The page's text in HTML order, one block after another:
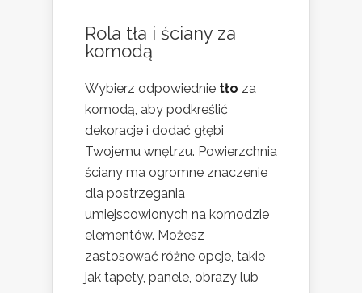
Rola tła i ściany za
komodą
Wybierz odpowiednie tło za
komodą, aby podkreślić
dekoracje i dodać głębi
Twojemu wnętrzu. Powierzchnia
ściany ma ogromne znaczenie
dla postrzegania
umiejscowionych na komodzie
elementów. Możesz
zastosować różne opcje, takie
jak tapety, panele, obrazy lub